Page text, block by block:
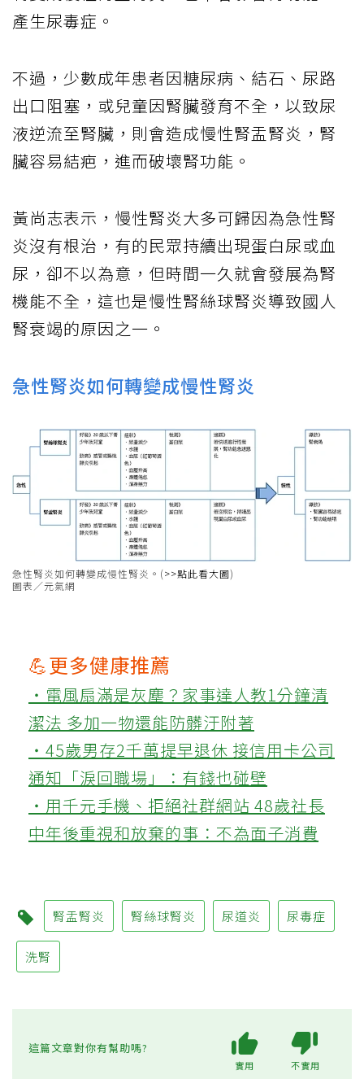
產生尿毒症。
不過，少數成年患者因糖尿病、結石、尿路
出口阻塞，或兒童因腎臟發育不全，以致尿
液逆流至腎臟，則會造成慢性腎盂腎炎，腎
臟容易結疤，進而破壞腎功能。
黃尚志表示，慢性腎炎大多可歸因為急性腎
炎沒有根治，有的民眾持續出現蛋白尿或血
尿，卻不以為意，但時間一久就會發展為腎
機能不全，這也是慢性腎絲球腎炎導致國人
腎衰竭的原因之一。
急性腎炎如何轉變成慢性腎炎
急性腎炎如何轉變成慢性腎炎。(>>點此看大圖)
圖表／元氣網
💪更多健康推薦
‧電風扇滿是灰塵？家事達人教1分鐘清
潔法 多加一物還能防髒汙附著
‧45歲男存2千萬提早退休 接信用卡公司
通知「淚回職場」：有錢也碰壁
‧用千元手機、拒絕社群網站 48歲社長
中年後重視和放棄的事：不為面子消費
腎盂腎炎 腎絲球腎炎 尿道炎 尿毒症
洗腎
這篇文章對你有幫助嗎?
實用 不實用